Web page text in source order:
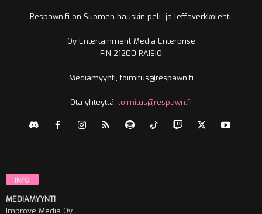
Respawn.fi on Suomen hauskin peli- ja leffaverkkolehti.
Oy Entertainment Media Enterprise
FIN-21200 RAISIO
Mediamyynti, toimitus@respawn.fi
Ota yhteyttä:toimitus@respawn.fi
INFO
MEDIAMYYNTI
Improve Media Oy